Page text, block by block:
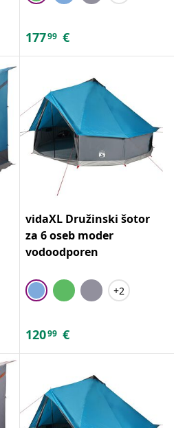
17799 €
vidaXL Družinski šotor
za 6 oseb moder
vodoodporen
+2
12099 €